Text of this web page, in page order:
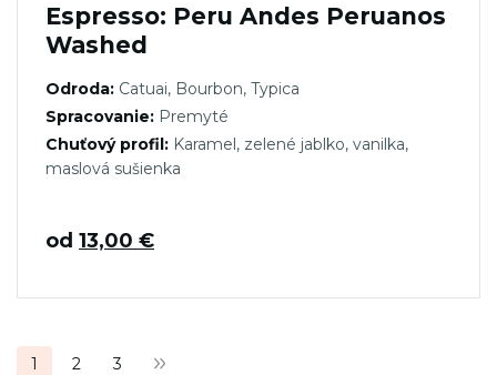
Espresso: Peru Andes Peruanos
Washed
Odroda: Catuai, Bourbon, Typica
Spracovanie: Premyté
Chuťový profil: Karamel, zelené jablko, vanilka,
maslová sušienka
od 13,00 €
1 2 3